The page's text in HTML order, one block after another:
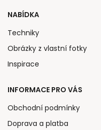
NABÍDKA
Techniky
Obrázky z vlastní fotky
Inspirace
INFORMACE PRO VÁS
Obchodní podmínky
Doprava a platba